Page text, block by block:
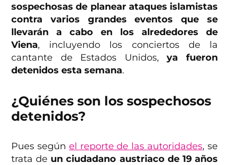
sospechosas de planear ataques islamistas
contra varios grandes eventos que se
llevarán a cabo en los alrededores de
Viena, incluyendo los conciertos de la
cantante de Estados Unidos,ya fueron
detenidos esta semana.
¿Quiénes son los sospechosos
detenidos?
Pues según el reporte de las autoridades, se
trata de un ciudadano austriaco de 19 años